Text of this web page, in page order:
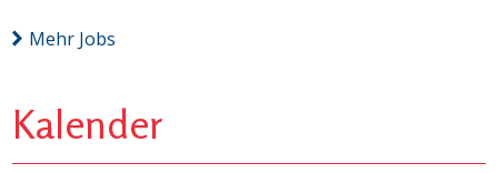
Mehr Jobs
Kalender